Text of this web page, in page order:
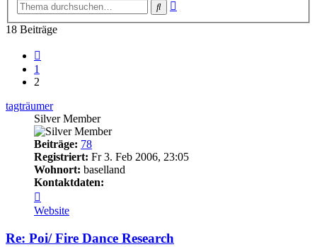
Suche
18 Beiträge
1
2
tagträumer
Silver Member
Beiträge: 78
Registriert: Fr 3. Feb 2006, 23:05
Wohnort: baselland
Kontaktdaten:
von
tagträumer
Website
Re: Poi/ Fire Dance Research